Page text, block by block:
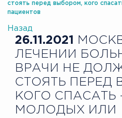
стоять перед выбором, кого
пациентов
Назад
26.11.2021
ЛЕЧЕНИИ
ВРАЧИ НЕ
СТОЯТЬ ПЕРЕД
КОГО СПАСАТЬ
МОЛОДЫХ ИЛИ